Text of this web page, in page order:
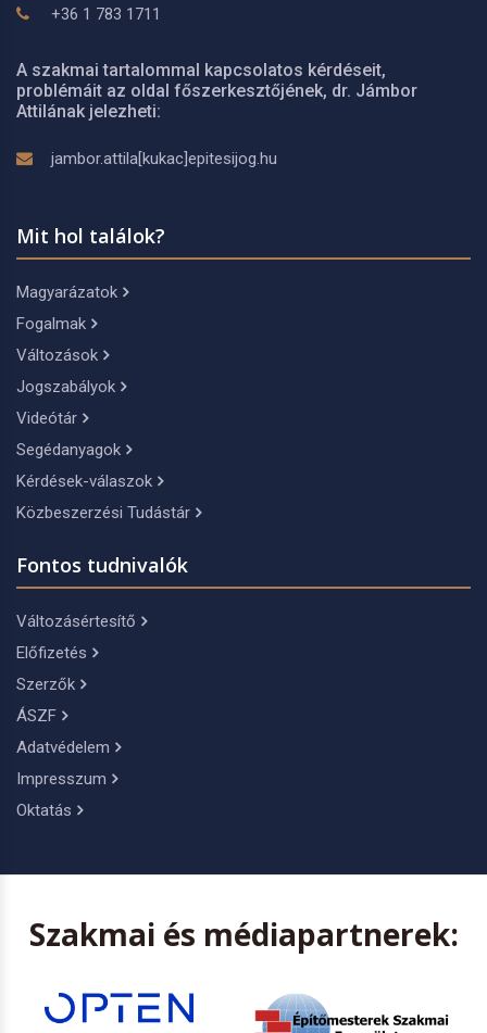
+36 1 783 1711
A szakmai tartalommal kapcsolatos kérdéseit,
problémáit az oldal főszerkesztőjének, dr. Jámbor
Attilának jelezheti:
jambor.attila[kukac]epitesijog.hu
Mit hol találok?
Magyarázatok
Fogalmak
Változások
Jogszabályok
Videótár
Segédanyagok
Kérdések-válaszok
Közbeszerzési Tudástár
Fontos tudnivalók
Változásértesítő
Előfizetés
Szerzők
ÁSZF
Adatvédelem
Impresszum
Oktatás
Szakmai és médiapartnerek: